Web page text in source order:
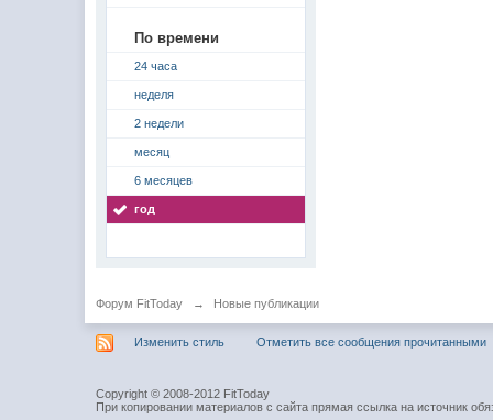
По времени
24 часа
неделя
2 недели
месяц
6 месяцев
год
Форум FitToday → Новые публикации
Изменить стиль Отметить все сообщения прочитанными
Copyright © 2008-2012 FitToday
При копировании материалов с сайта прямая ссылка на источник